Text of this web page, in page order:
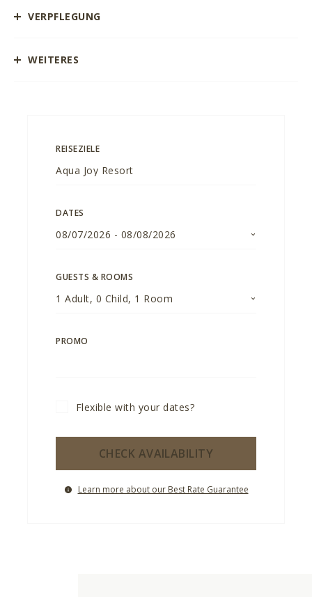
VERPFLEGUNG
WEITERES
REISEZIELE
DATES
08/07/2026 - 08/08/2026
GUESTS & ROOMS
1 Adult, 0 Child, 1 Room
PROMO
Flexible with your dates?
CHECK AVAILABILITY
Learn more about our Best Rate Guarantee